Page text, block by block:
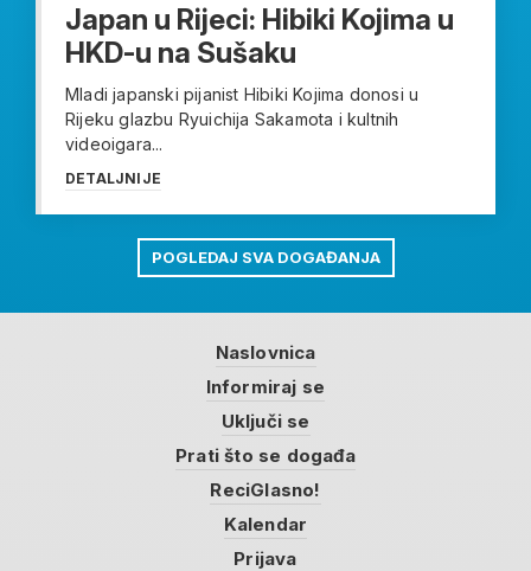
Japan u Rijeci: Hibiki Kojima u
HKD-u na Sušaku
Mladi japanski pijanist Hibiki Kojima donosi u
Rijeku glazbu Ryuichija Sakamota i kultnih
videoigara...
DETALJNIJE
POGLEDAJ SVA DOGAĐANJA
Naslovnica
Informiraj se
Uključi se
Prati što se događa
ReciGlasno!
Kalendar
Prijava